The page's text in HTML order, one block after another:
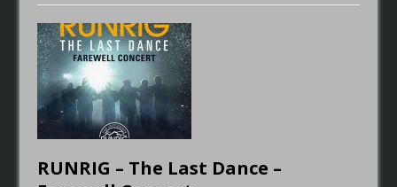
RUNRIG – The Last Dance –